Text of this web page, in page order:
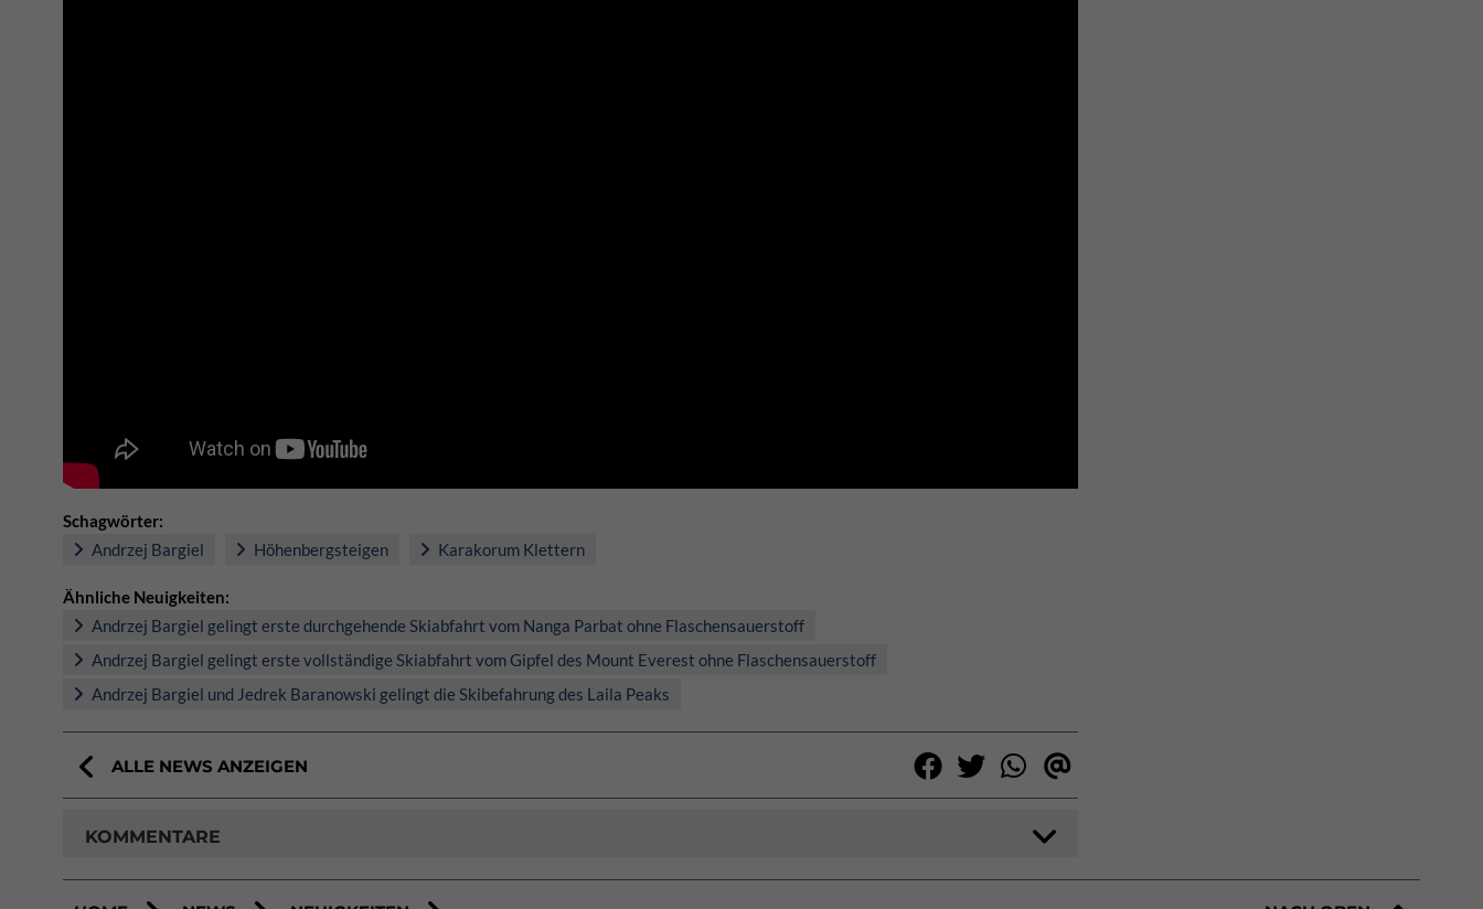
Schagwörter:
Andrzej Bargiel
Höhenbergsteigen Karakorum Klettern
Ähnliche Neuigkeiten:
Andrzej Bargiel gelingt erste durchgehende Skiabfahrt vom Nanga Parbat ohne Flaschensauerstoff
Andrzej Bargiel gelingt erste vollständige Skiabfahrt vom Gipfel des Mount Everest ohne Flaschensauerstoff
Andrzej Bargiel und Jedrek Baranowski gelingt die Skibefahrung des Laila Peaks
ALLE NEWS ANZEIGEN
KOMMENTARE